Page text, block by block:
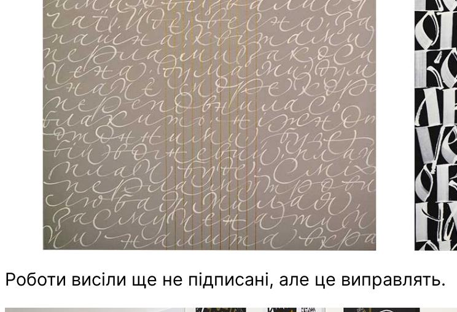
Роботи висіли ще не підписані, але це виправлять.